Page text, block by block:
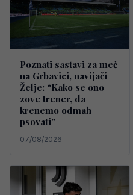
Poznati sastavi za meč
na Grbavici, navijači
Želje: “Kako se ono
zove trener, da
krenemo odmah
psovati”
07/08/2026